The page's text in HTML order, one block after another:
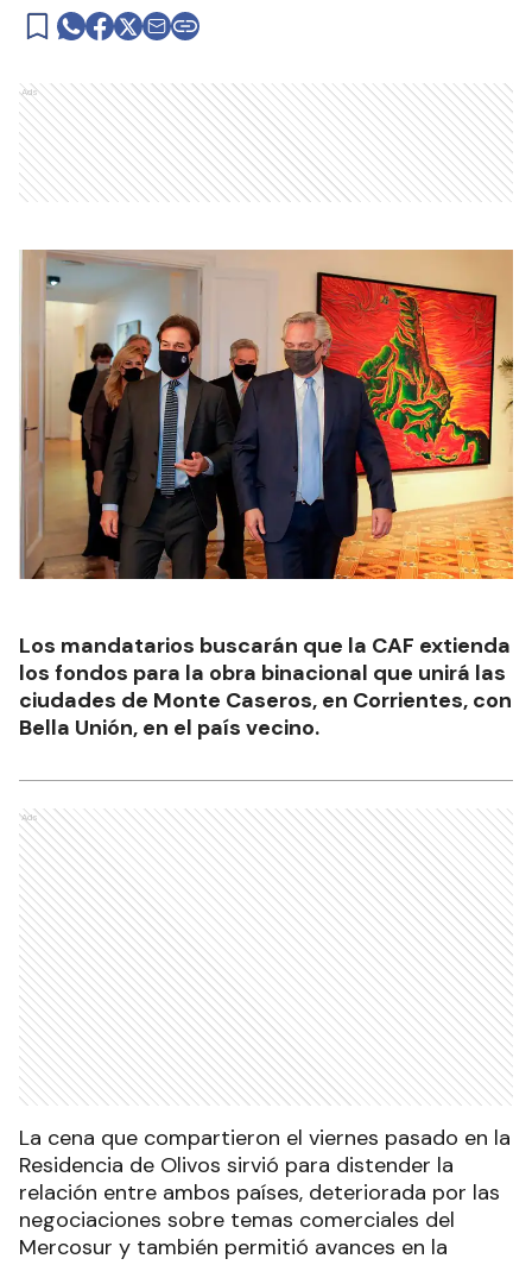
Ads
Los mandatarios buscarán que la CAF extienda
los fondos para la obra binacional que unirá las
ciudades de Monte Caseros, en Corrientes, con
Bella Unión, en el país vecino.
Ads
La cena que compartieron el viernes pasado en la
Residencia de Olivos sirvió para distender la
relación entre ambos países, deteriorada por las
negociaciones sobre temas comerciales del
Mercosur y también permitió avances en la